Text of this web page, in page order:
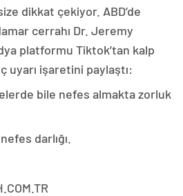
dikkat çekiyor. ABD’de
cerrahı Dr. Jeremy
platformu Tiktok’tan kalp
uyarı işaretini paylaştı:
bile nefes almakta zorluk
darlığı.